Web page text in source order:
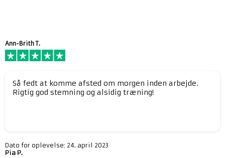
Ann-Brith T.
Så fedt at komme afsted om morgen inden arbejde.
Rigtig god stemning og alsidig træning!
Dato for oplevelse: 24. april 2023
Pia P.